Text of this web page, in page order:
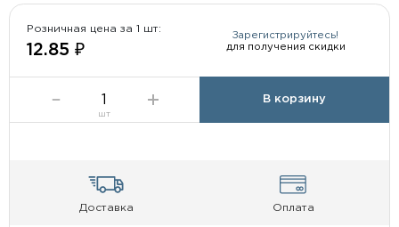
Розничная цена за 1 шт:
12.85 ₽
Зарегистрируйтесь!
для получения скидки
шт
В корзину
Доставка Оплата